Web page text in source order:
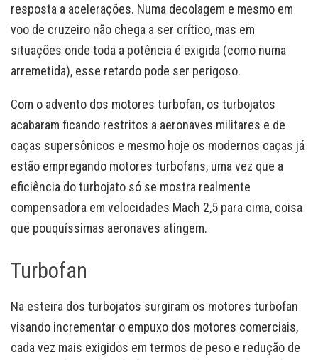
resposta a acelerações. Numa decolagem e mesmo em
voo de cruzeiro não chega a ser crítico, mas em
situações onde toda a potência é exigida (como numa
arremetida), esse retardo pode ser perigoso.
Com o advento dos motores turbofan, os turbojatos
acabaram ficando restritos a aeronaves militares e de
caças supersônicos e mesmo hoje os modernos caças já
estão empregando motores turbofans, uma vez que a
eficiência do turbojato só se mostra realmente
compensadora em velocidades Mach 2,5 para cima, coisa
que pouquíssimas aeronaves atingem.
Turbofan
Na esteira dos turbojatos surgiram os motores turbofan
visando incrementar o empuxo dos motores comerciais,
cada vez mais exigidos em termos de peso e redução de